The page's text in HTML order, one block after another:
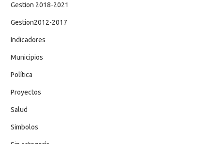
Gestion 2018-2021
Gestion2012-2017
Indicadores
Municipios
Política
Proyectos
Salud
Simbolos